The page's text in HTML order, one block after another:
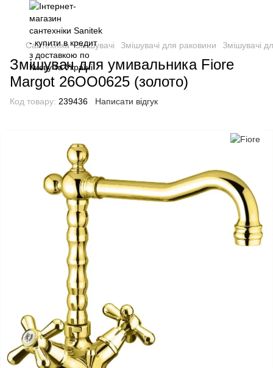
Сантехніка Змішувачі Змішувачі для раковини Змішувачі
Змішувач для умивальника Fiore
Margot 26OO0625 (золото)
Код товару: 239436 Написати відгук